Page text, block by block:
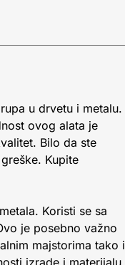
u drvetu i metalu.
ovog alata je
Bilo da ste
Kupite
Koristi se sa
je posebno važno
majstorima tako i
izrade i materijalu